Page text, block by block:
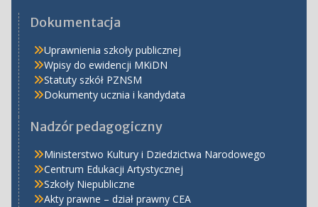
Dokumentacja
Uprawnienia szkoły publicznej
Wpisy do ewidencji MKiDN
Statuty szkół PZNSM
Dokumenty ucznia i kandydata
Nadzór pedagogiczny
Ministerstwo Kultury i Dziedzictwa Narodowego
Centrum Edukacji Artystycznej
Szkoły Niepubliczne
Akty prawne – dział prawny CEA